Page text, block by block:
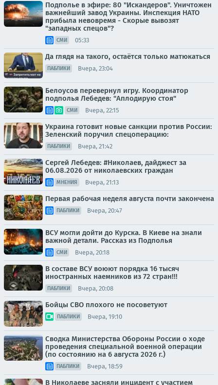
Подполье в эфире: 80 "Искандеров". Уничтожен
важнейший завод Украины. Инспекция НАТО
прибыла невовремя - Скорые вывозят
"западных спецов"?
СМИ 05:33
Да глядя на такого, остаётся только матюкаться
ПАБЛИКИ Вчера, 23:04
Белоусов перевернул игру. Координатор
подполья Лебедев: "Аплодирую стоя"
СМИ Вчера, 22:15
Украина готовит новые санкции против России:
Зеленский поручил спецоперацию:
ПАБЛИКИ Вчера, 21:42
Сергей Лебедев: #Николаев, дайджест за
06.08.2026 от николаевских граждан
МНЕНИЯ Вчера, 21:13
Первая рабочая неделя августа почти закончена
ПАБЛИКИ Вчера, 20:47
ВСУ могли дойти до Курска. В Киеве на знали
важной детали. Рассказ из Подполья
СМИ Вчера, 20:18
В составе ВСУ воюют порядка 16 тысяч
иностранных наемников из 72 стран!!!
ПАБЛИКИ Вчера, 20:08
Бойцы СВО плохого не посоветуют
ПАБЛИКИ Вчера, 19:10
Сводка Министерства Обороны России о ходе
проведения специальной военной операции
(по состоянию на 6 августа 2026 г.)
ПАБЛИКИ Вчера, 18:59
В Николаеве засняли инцидент с участием